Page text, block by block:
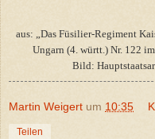
aus: „Das Füsilier-Regiment
Ungarn (4. württ.) Nr. 122
Bild:
Martin Weigert um 10:35
Teilen